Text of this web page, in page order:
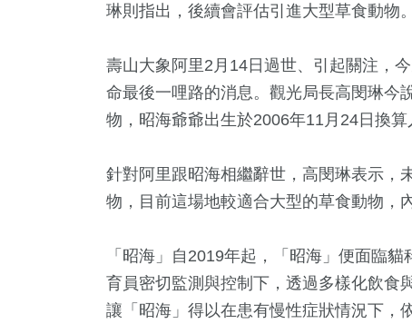
琳則指出，後續會評估引進大型草食動物。
壽山大象阿里2月14日過世、引起關注，
命最後一哩路的消息。觀光局長高閔琳今
物，昭海爺爺出生於2006年11月24日換算
針對阿里跟昭海相繼辭世，高閔琳表示，
物，目前這場地較適合大型的草食動物，
「昭海」自2019年起，「昭海」便面臨
育員密切監測與控制下，透過多樣化飲食
讓「昭海」得以在患有慢性症狀情況下，